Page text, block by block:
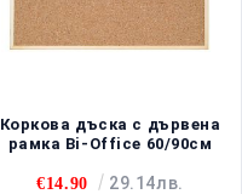
Коркова дъска с дървена
рамка Bi-Office 60/90см
€14.90 29.14лв.